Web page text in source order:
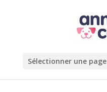
Sélectionner une page